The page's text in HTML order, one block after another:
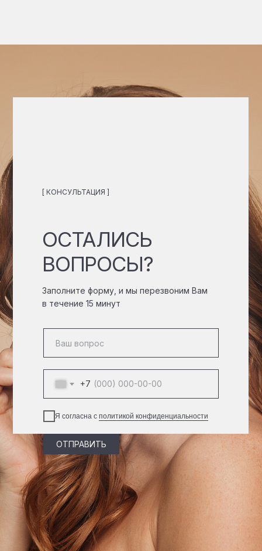
Заполните форму, и мы перезвоним Вам
в течение 15 минут
[ КОНСУЛЬТАЦИЯ ]
ОСТАЛИСЬ
ВОПРОСЫ?
+7
Я согласна с политикой конфиденциальности
ОТПРАВИТЬ